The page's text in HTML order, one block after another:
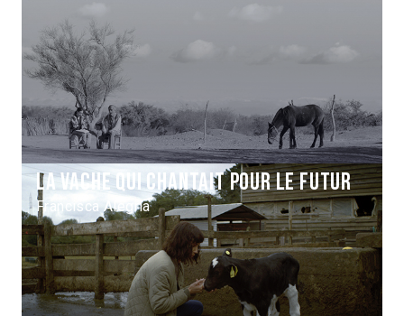
La Vache qui chantait pour le futur
Francisca Alegría